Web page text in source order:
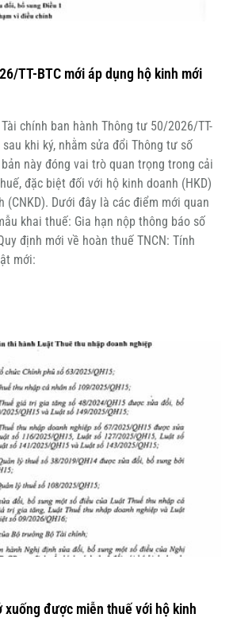
TT-BTC mới áp dụng hộ kinh mới
chính ban hành Thông tư 50/2026/TT-
khi ký, nhằm sửa đổi Thông tư số
này đóng vai trò quan trọng trong cải
đặc biệt đối với hộ kinh doanh (HKD)
(CNKD). Dưới đây là các điểm mới quan
khai thuế: Gia hạn nộp thông báo số
định mới về hoàn thuế TNCN: Tính
mới:
được miễn thuế với hộ kinh